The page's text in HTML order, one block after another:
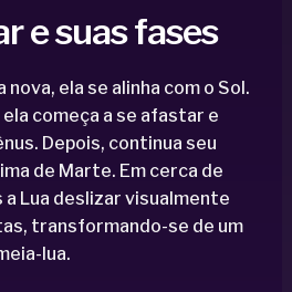
e suas fases
nova, ela se alinha com o Sol.
começa a se afastar e
Depois, continua seu
de Marte. Em cerca de
a Lua deslizar visualmente
transformando-se de um
lua.